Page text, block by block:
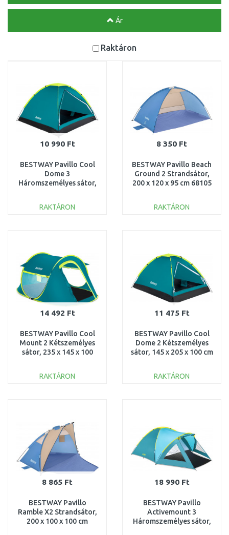
Ár
Raktáron
10 990 Ft
BESTWAY Pavillo Cool
Dome 3
Háromszemélyes sátor,
cm 68085
RAKTÁRON
8 350 Ft
BESTWAY Pavillo Beach
Ground 2 Strandsátor,
200 x 120 x 95 cm 68105
RAKTÁRON
14 492 Ft
BESTWAY Pavillo Cool
Mount 2 Kétszemélyes
sátor, 235 x 145 x 100
RAKTÁRON
11 475 Ft
BESTWAY Pavillo Cool
Dome 2 Kétszemélyes
sátor, 145 x 205 x 100 cm
RAKTÁRON
8 865 Ft
BESTWAY Pavillo
Ramble X2 Strandsátor,
200 x 100 x 100 cm
18 990 Ft
BESTWAY Pavillo
Activemount 3
Háromszemélyes sátor,